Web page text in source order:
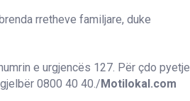
rretheve familjare, duke
e urgjencës 127. Për çdo pyetje
0800 40 40./Motilokal.com